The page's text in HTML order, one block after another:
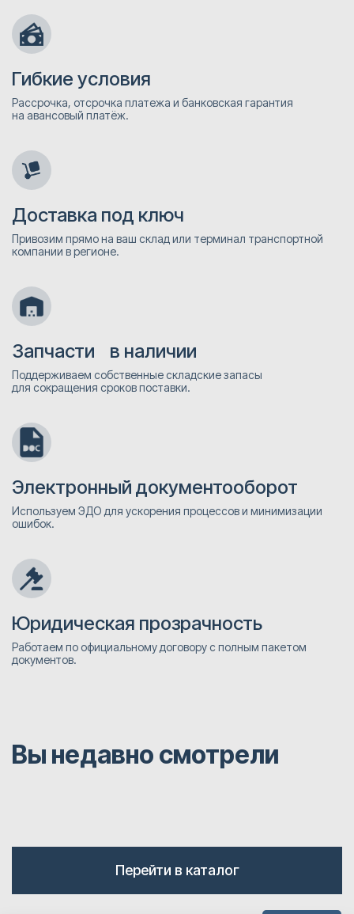
Гибкие условия
Рассрочка, отсрочка платежа и банковская гарантия
на авансовый платёж.
Доставка под ключ
Привозим прямо на ваш склад или терминал транспортной
компании в регионе.
Запчасти в наличии
Поддерживаем собственные складские запасы
для сокращения сроков поставки.
Электронный документооборот
Используем ЭДО для ускорения процессов и минимизации
ошибок.
Юридическая прозрачность
Работаем по официальному договору с полным пакетом
документов.
Вы недавно смотрели
Перейти в каталог